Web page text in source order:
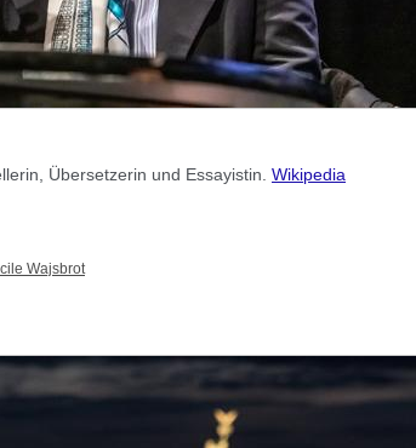
Übersetzerin und Essayistin. Wikipedia
Wajsbrot